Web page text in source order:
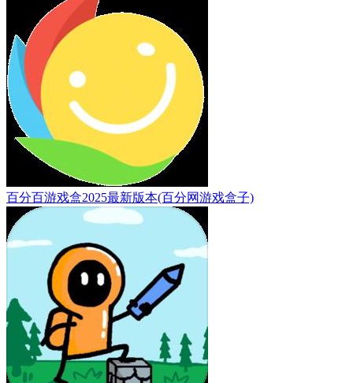
百分百游戏盒2025最新版本(百分网游戏盒子)